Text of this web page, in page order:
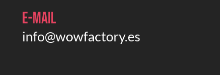
E-mail
info@wowfactory.es